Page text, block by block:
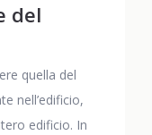
del
quella del
nell’edificio,
edificio. In